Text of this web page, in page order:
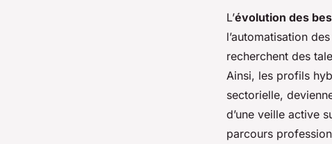
L’évolution des
l’automatisation
recherchent des
Ainsi, les profils
sectorielle,
d’une veille active
parcours